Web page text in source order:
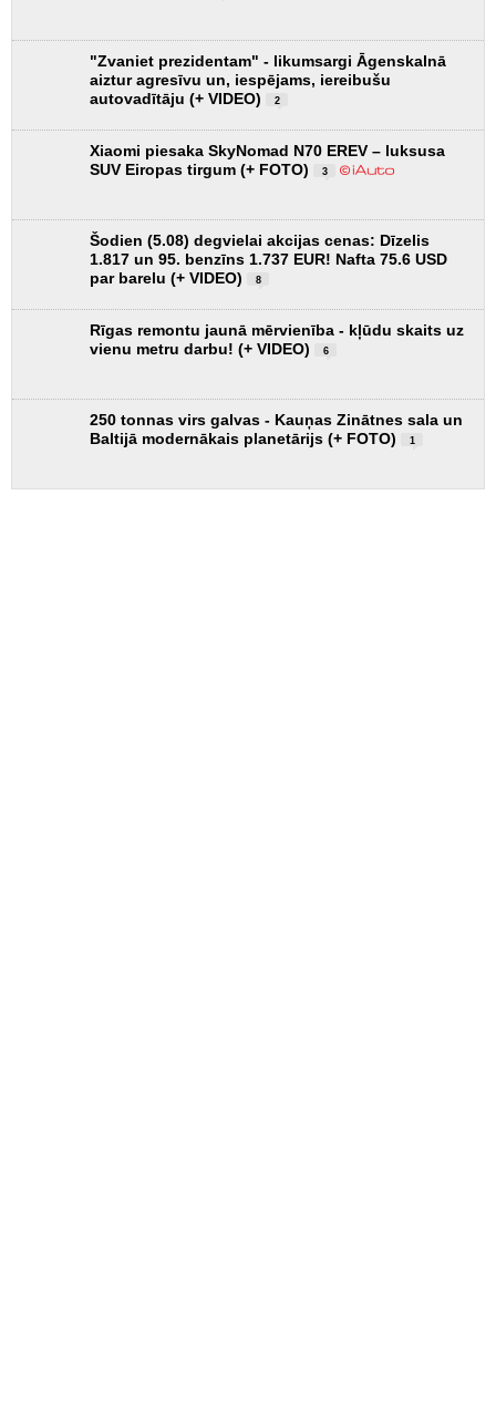
"Zvaniet prezidentam" - likumsargi Āgenskalnā
aiztur agresīvu un, iespējams, iereibušu
autovadītāju (+ VIDEO)
2
Xiaomi piesaka SkyNomad N70 EREV – luksusa
SUV Eiropas tirgum (+ FOTO)
3
Šodien (5.08) degvielai akcijas cenas: Dīzelis
1.817 un 95. benzīns 1.737 EUR! Nafta 75.6 USD
par barelu (+ VIDEO)
8
Rīgas remontu jaunā mērvienība - kļūdu skaits uz
vienu metru darbu! (+ VIDEO)
6
250 tonnas virs galvas - Kauņas Zinātnes sala un
Baltijā modernākais planetārijs (+ FOTO)
1